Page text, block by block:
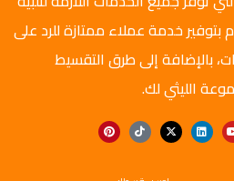
بتوفير خدمة عملاء ممتازة للرد على
بالإضافة إلى طرق التقسيط
الليثي لك.